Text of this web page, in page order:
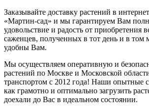
Заказывайте доставку растений в
«Мартин-сад» и мы гарантируем Вам
удовольствие и радость от приобретения
саженцев, полученных в тот день и в том
удобны Вам.
Мы осуществляем оперативную и
растений по Москве и Московской
транспортом с 2012 года! Наши опытные
как грамотно и оптимально загрузить
доехали до Вас в идеальном состоянии.